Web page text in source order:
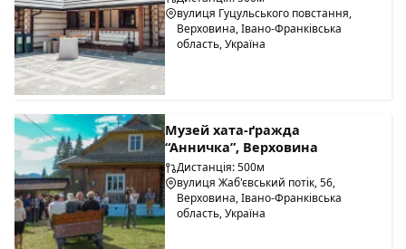
вулиця Гуцульського повстання,
Верховина, Івано-Франківська
область, Україна
Музей хата-ґражда
“Анничка”, Верховина
Дистанція: 500м
вулиця Жаб'євський потік, 56,
Верховина, Івано-Франківська
область, Україна